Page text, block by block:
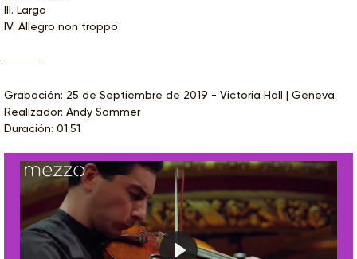
III. Largo
IV. Allegro non troppo
Grabación: 25 de Septiembre de 2019 - Victoria Hall | Geneva
Realizador: Andy Sommer
Duración: 01:51